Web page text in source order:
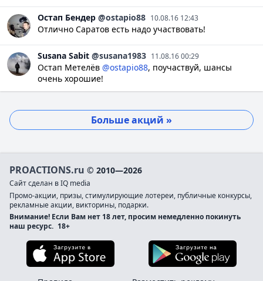
Остап Бендер @ostapio88 10.08.16 12:43
Отлично Саратов есть надо участвовать!
Susana Sabit @susana1983 11.08.16 00:29
Остап Метелёв @ostapio88, поучаствуй, шансы
очень хорошие!
Больше акций »
PROACTIONS.ru © 2010—2026
Сайт сделан в IQ media
Промо-акции, призы, стимулирующие лотереи, публичные конкурсы,
рекламные акции, викторины, подарки.
Внимание! Если Вам нет 18 лет, просим немедленно покинуть
наш ресурс. 18+
Загрузите в App Store